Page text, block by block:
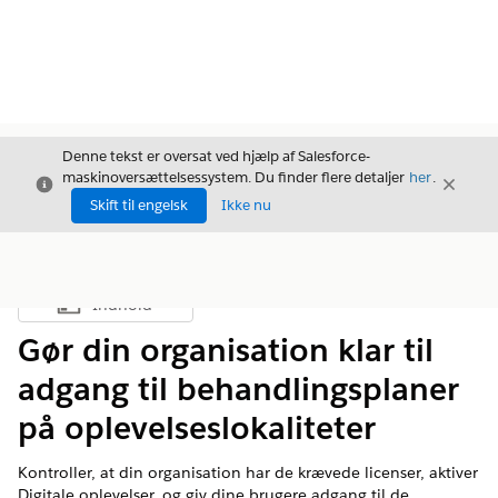
Luk
Denne tekst er oversat ved hjælp af Salesforce-
maskinoversættelsessystem. Du finder flere detaljer her.
Skift til engelsk
Ikke nu
Luk
Vis indholdsfortegnelse
Indhold
Gør din organisation klar til
adgang til behandlingsplaner
på oplevelseslokaliteter
Kontroller, at din organisation har de krævede licenser, aktiver